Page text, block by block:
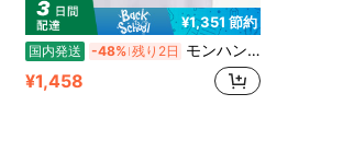
¥1,351 節約
国内発送 -48% 残り2日 モンハン シャツ メンズ レディース 綿 ゆったり uネック プリント 記念シャツ コットン100% 夏服 ファッション トップス
¥1,458